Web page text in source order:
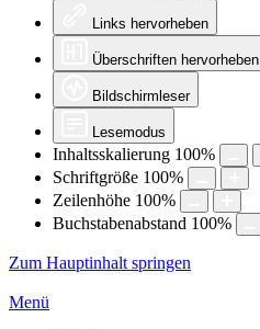
Links hervorheben
Überschriften hervorheben
Bildschirmleser
Lesemodus
Inhaltsskalierung 100%
Schriftgröße 100%
Zeilenhöhe 100%
Buchstabenabstand 100%
Zum Hauptinhalt springen
Menü